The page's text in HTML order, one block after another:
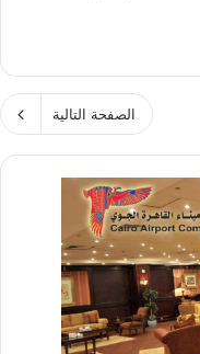
الصفحة التالية